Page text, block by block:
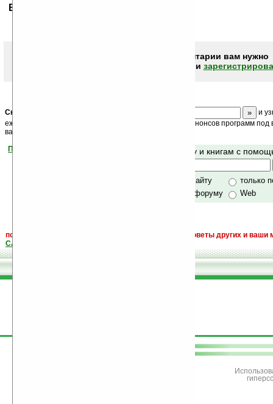
Ваше мнение будет первым.
Чтобы писать комментарии вам нужно
или
Скоро
и
ежедневный или еженедельный дайджест новостей, анонсов программ под
ваш почтовый ящик.
Помогите Ладошкам стать лучше
Поиск по сайту и книгам с
только по сайту
только
по сайту и форуму
Web
поиск
и обсуждение книг, новых, старых, лучших, советы других и ваши
САЙТА "Книги, книги, и другие книги"